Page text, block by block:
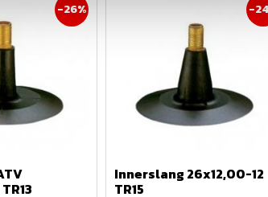
26%
Innerslang 26x12,00-12
TR15
24